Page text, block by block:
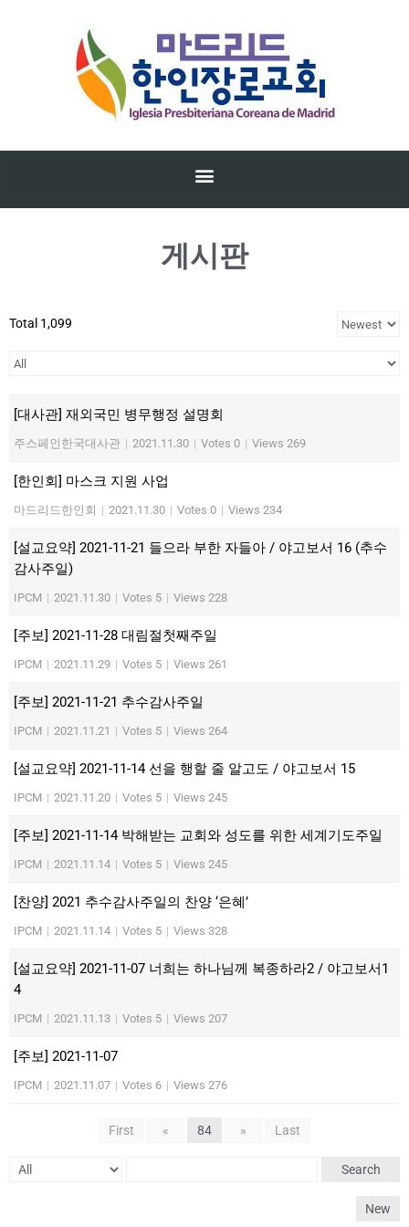
게시판
Total 1,099
[대사관] 재외국민 병무행정 설명회
주스페인한국대사관 | 2021.11.30 | Votes 0 | Views 269
[한인회] 마스크 지원 사업
마드리드한인회 | 2021.11.30 | Votes 0 | Views 234
[설교요약] 2021-11-21 들으라 부한 자들아 / 야고보서 16 (추수
감사주일)
IPCM | 2021.11.30 | Votes 5 | Views 228
[주보] 2021-11-28 대림절첫째주일
IPCM | 2021.11.29 | Votes 5 | Views 261
[주보] 2021-11-21 추수감사주일
IPCM | 2021.11.21 | Votes 5 | Views 264
[설교요약] 2021-11-14 선을 행할 줄 알고도 / 야고보서 15
IPCM | 2021.11.20 | Votes 5 | Views 245
[주보] 2021-11-14 박해받는 교회와 성도를 위한 세계기도주일
IPCM | 2021.11.14 | Votes 5 | Views 245
[찬양] 2021 추수감사주일의 찬양 ‘은혜’
IPCM | 2021.11.14 | Votes 5 | Views 328
[설교요약] 2021-11-07 너희는 하나님께 복종하라2 / 야고보서1
4
IPCM | 2021.11.13 | Votes 5 | Views 207
[주보] 2021-11-07
IPCM | 2021.11.07 | Votes 6 | Views 276
First « 84 » Last
Search
New